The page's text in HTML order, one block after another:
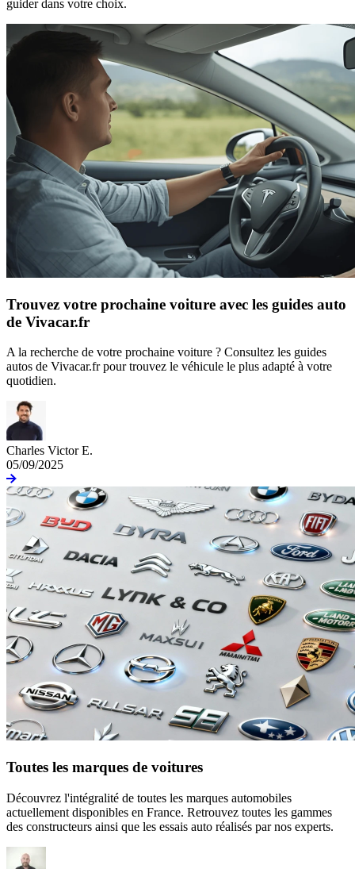
guider dans votre choix.
Trouvez votre prochaine voiture avec les guides auto
de Vivacar.fr
A la recherche de votre prochaine voiture ? Consultez les guides
autos de Vivacar.fr pour trouvez le véhicule le plus adapté à votre
quotidien.
Charles Victor E.
05/09/2025
Toutes les marques de voitures
Découvrez l'intégralité de toutes les marques automobiles
actuellement disponibles en France. Retrouvez toutes les gammes
des constructeurs ainsi que les essais auto réalisés par nos experts.